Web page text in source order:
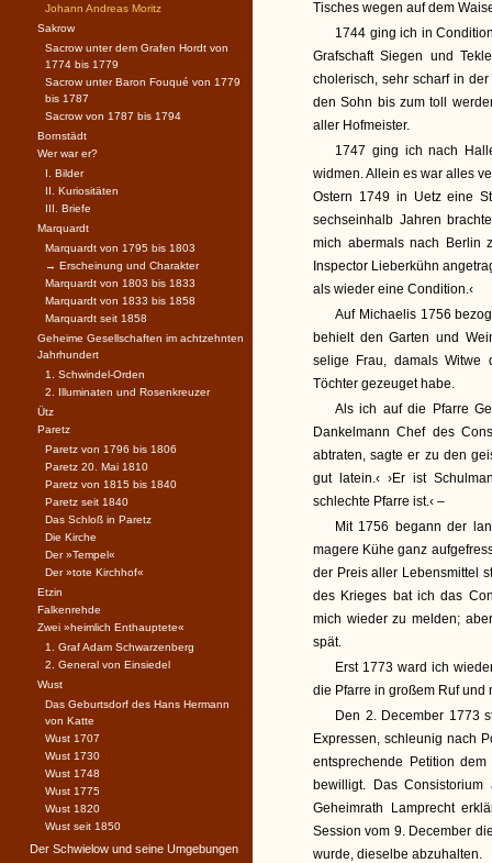
Tisches wegen auf dem
1744 ging ich in
Grafschaft Siegen und
cholerisch, sehr scharf in
den Sohn bis zum toll
aller Hofmeister.
1747 ging ich nach
widmen. Allein es war alles
Ostern 1749 in Uetz eine
sechseinhalb Jahren
mich abermals nach Berlin
Inspector Lieberkühn
als wieder eine Condition.‹
Auf Michaelis 1756
behielt den Garten und
selige Frau, damals Witwe
Töchter gezeuget habe.
Als ich auf die Pfarre
Dankelmann Chef des
abtraten, sagte er zu den
gut latein.‹ ›Er ist
schlechte Pfarre ist.‹ –
Mit 1756 begann der
magere Kühe ganz
der Preis aller Lebensmittel
des Krieges bat ich das
mich wieder zu melden;
spät.
Erst 1773 ward ich
die Pfarre in großem Ruf und
Den 2. December 1773
Expressen, schleunig nach
entsprechende Petition
bewilligt. Das
Geheimrath Lamprecht
Session vom 9. December
wurde, dieselbe abzuhalten.
Johann Andreas Moritz
Sakrow
Sacrow unter dem Grafen Hordt von
1774 bis 1779
Sacrow unter Baron Fouqué von 1779
bis 1787
Sacrow von 1787 bis 1794
Bornstädt
Wer war er?
I. Bilder
II. Kuriositäten
III. Briefe
Marquardt
Marquardt von 1795 bis 1803
→ Erscheinung und Charakter
Marquardt von 1803 bis 1833
Marquardt von 1833 bis 1858
Marquardt seit 1858
Geheime Gesellschaften im achtzehnten
Jahrhundert
1. Schwindel-Orden
2. Illuminaten und Rosenkreuzer
Ütz
Paretz
Paretz von 1796 bis 1806
Paretz 20. Mai 1810
Paretz von 1815 bis 1840
Paretz seit 1840
Das Schloß in Paretz
Die Kirche
Der »Tempel«
Der »tote Kirchhof«
Etzin
Falkenrehde
Zwei »heimlich Enthauptete«
1. Graf Adam Schwarzenberg
2. General von Einsiedel
Wust
Das Geburtsdorf des Hans Hermann
von Katte
Wust 1707
Wust 1730
Wust 1748
Wust 1775
Wust 1820
Wust seit 1850
Der Schwielow und seine Umgebungen